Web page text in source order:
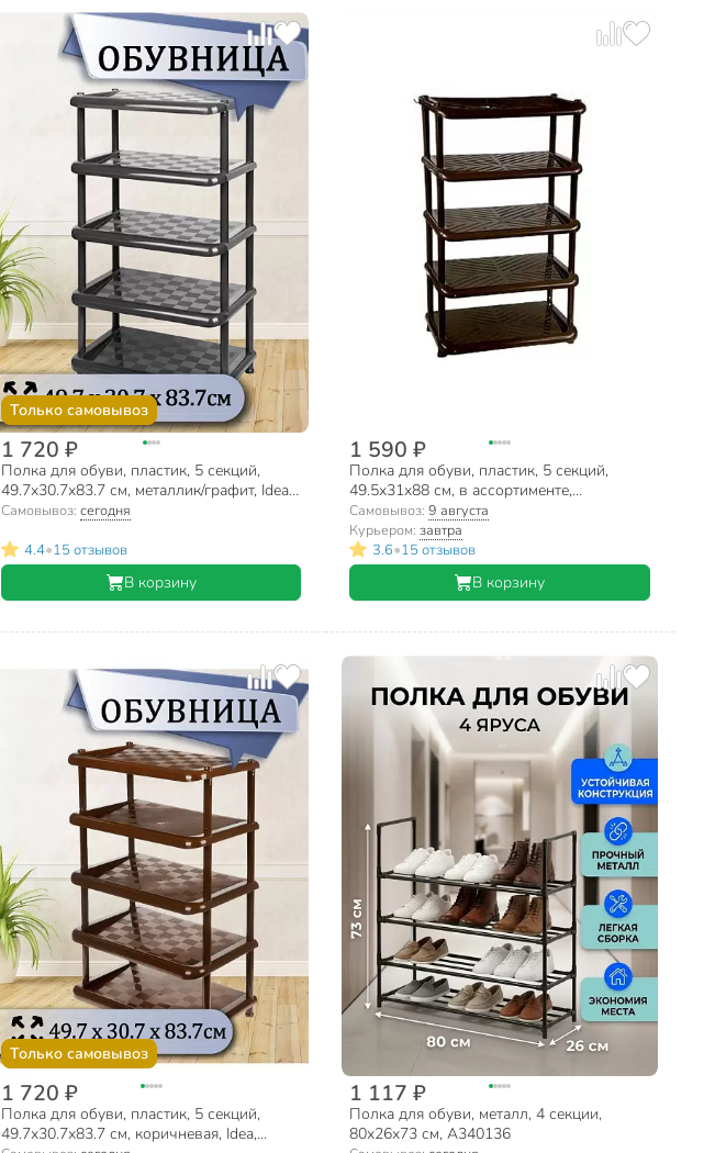
Только самовывоз
1 720 ₽
Полка для обуви, пластик, 5 секций,
49.7х30.7х83.7 см, металлик/графит, Idea,
М2710
Самовывоз: сегодня
4.4•15 отзывов
В корзину
1 590 ₽
Полка для обуви, пластик, 5 секций,
49.5х31х88 см, в ассортименте,
Полимербыт, С406
Самовывоз:9 августа
Курьером:завтра
3.6•15 отзывов
В корзину
Только самовывоз
1 720 ₽
Полка для обуви, пластик, 5 секций,
49.7х30.7х83.7 см, коричневая, Idea,
1 117 ₽
Полка для обуви, металл, 4 секции,
80х26х73 см, A340136